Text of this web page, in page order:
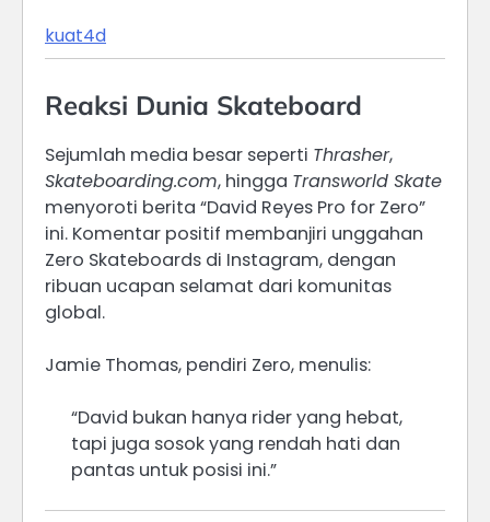
kuat4d
Reaksi Dunia Skateboard
Sejumlah media besar seperti Thrasher,
Skateboarding.com, hingga Transworld Skate
menyoroti berita “David Reyes Pro for Zero”
ini. Komentar positif membanjiri unggahan
Zero Skateboards di Instagram, dengan
ribuan ucapan selamat dari komunitas
global.
Jamie Thomas, pendiri Zero, menulis:
“David bukan hanya rider yang hebat,
tapi juga sosok yang rendah hati dan
pantas untuk posisi ini.”